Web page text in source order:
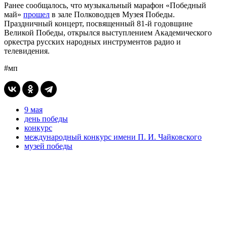
Ранее сообщалось, что музыкальный марафон «Победный
май» прошел в зале Полководцев Музея Победы.
Праздничный концерт, посвященный 81-й годовщине
Великой Победы, открылся выступлением Академического
оркестра русских народных инструментов радио и
телевидения.
#мп
9 мая
день победы
конкурс
международный конкурс имени П. И. Чайковского
музей победы